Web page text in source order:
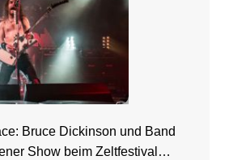
Bruce Dickinson und Band
Show beim Zeltfestival